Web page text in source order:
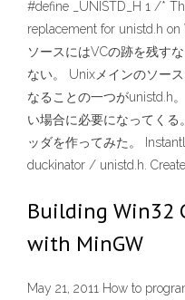
#define _UNISTD_H 1 /*
replacement for unistd.h on
ソースにはVCの跡を残す
ない。 Unixメインのソー
なることの一つがunistd.h
い場合に必要になってく
ッダを作ってみた。
duckinator / unistd.h.
Building Win32
with MinGW
May 21, 2011 How to